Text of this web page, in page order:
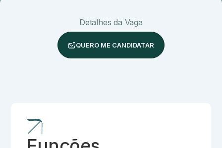
Detalhes da Vaga
QUERO ME CANDIDATAR